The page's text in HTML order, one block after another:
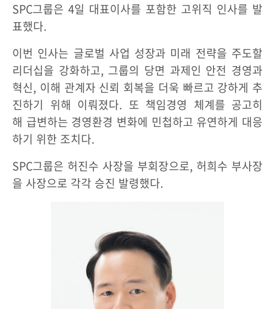
SPC그룹은 4일 대표이사를 포함한 고위직 인사를 발
표했다.
이번 인사는 글로벌 사업 성장과 미래 전략을 주도할
리더십을 강화하고, 그룹의 당면 과제인 안전 경영과
혁신, 이해 관계자 신뢰 회복을 더욱 빠르고 강하게 추
진하기 위해 이뤄졌다. 또 책임경영 체계를 공고히
해 급변하는 경영환경 변화에 민첩하고 유연하게 대응
하기 위한 조치다.
SPC그룹은 허진수 사장을 부회장으로, 허희수 부사장
을 사장으로 각각 승진 발령했다.